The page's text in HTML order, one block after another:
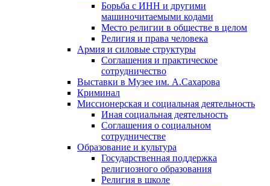
Борьба с ИНН и другими
машиночитаемыми кодами
Место религии в обществе в целом
Религия и права человека
Армия и силовые структуры
Соглашения и практическое
сотрудничество
Выставки в Музее им. А.Сахарова
Криминал
Миссионерская и социальная деятельность
Иная социальная деятельность
Соглашения о социальном
сотрудничестве
Образование и культура
Государственная поддержка
религиозного образования
Религия в школе